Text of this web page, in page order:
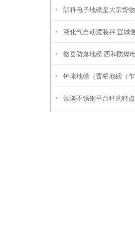
浅谈不锈钢平台秤的特点